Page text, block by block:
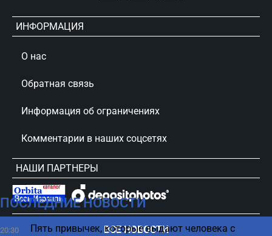
ПОСЛЕДНИЕ НОВОСТИ
20:30 Пять привычек, которые выдают человека с
ВСЕ НОВОСТИ
ИНФОРМАЦИЯ
О нас
Обратная связь
Информация об ограничениях
Комментарии в наших соцсетях
НАШИ ПАРТНЕРЫ
сursorinfo.co.il © Все права защищены